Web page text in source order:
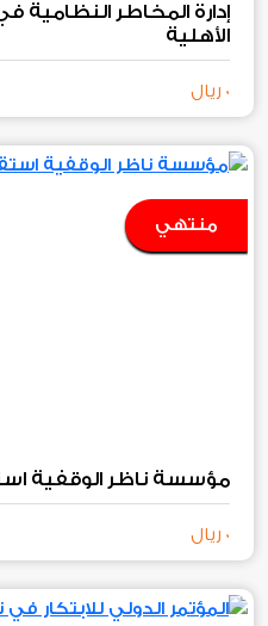
إدارة المخاطر
الأهلية
0 ريال
منتهي
مؤسسة ناظر الوقفية
0 ريال